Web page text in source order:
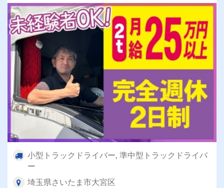
小型トラックドライバー, 準中型トラックドライバ
ー
埼玉県さいたま市大宮区